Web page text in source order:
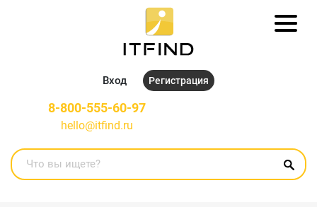
Вход Регистрация
8-800-555-60-97
hello@itfind.ru